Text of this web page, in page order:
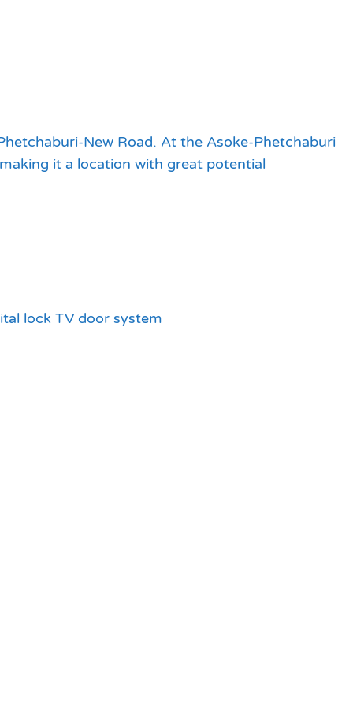
New Road. At the Asoke-Phetchaburi
it a location with great potential
lock TV door system